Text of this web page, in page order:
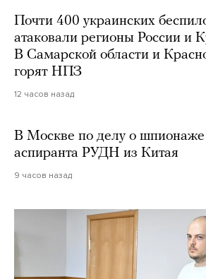
Почти 400 украинских
атаковали регионы России и
В Самарской области и
горят НПЗ
12 часов назад
В Москве по делу о шпионаже
аспиранта РУДН из Китая
9 часов назад